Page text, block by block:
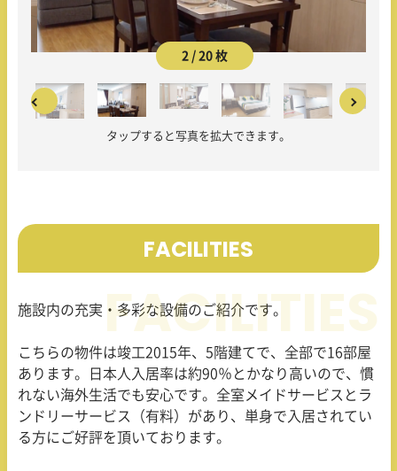
2 / 20 枚
タップすると写真を拡大できます。
FACILITIES
施設内の充実・多彩な設備のご紹介です。
こちらの物件は竣工2015年、 5 階建てで、全部で16部屋
あります。日本人入居率は約90％とかなり高いので、慣
れない海外生活でも安心です。全室メイドサービスとラ
ンドリーサービス（有料）があり、単身で入居されてい
る方にご好評を頂いております。